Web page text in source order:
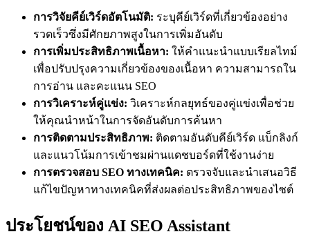
การวิจัยคีย์เวิร์ดอัตโนมัติ: ระบุคีย์เวิร์ดที่เกี่ยวข้องอย่าง
รวดเร็วซึ่งมีศักยภาพสูงในการเพิ่มอันดับ
การเพิ่มประสิทธิภาพเนื้อหา: ให้คำแนะนำแบบเรียลไทม์
เพื่อปรับปรุงความเกี่ยวข้องของเนื้อหา ความสามารถใน
การอ่าน และคะแนน SEO
การวิเคราะห์คู่แข่ง: วิเคราะห์กลยุทธ์ของคู่แข่งเพื่อช่วย
ให้คุณนำหน้าในการจัดอันดับการค้นหา
การติดตามประสิทธิภาพ: ติดตามอันดับคีย์เวิร์ด แบ็กลิงก์
และแนวโน้มการเข้าชมผ่านแดชบอร์ดที่ใช้งานง่าย
การตรวจสอบ SEO ทางเทคนิค: ตรวจจับและนำเสนอวิธี
แก้ไขปัญหาทางเทคนิคที่ส่งผลต่อประสิทธิภาพของไซต์
ประโยชน์ของ AI SEO Assistant